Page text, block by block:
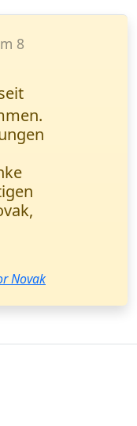
12
In
Müller